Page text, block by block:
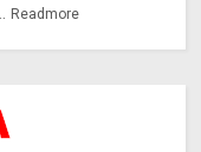
Readmore